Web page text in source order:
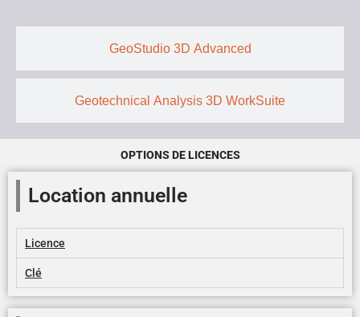
GeoStudio 3D Advanced
Geotechnical Analysis 3D WorkSuite
OPTIONS DE LICENCES
Location annuelle
Licence
Clé